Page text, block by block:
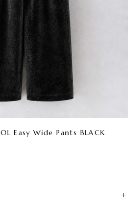
Easy Wide Pants BLACK